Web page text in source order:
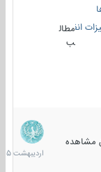
انفرادی
مطال
ب
27
1405